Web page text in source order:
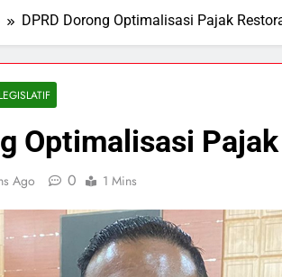
DPRD Dorong Optimalisasi Pajak
LEGISLATIF
Optimalisasi
Ago 0 1 Mins